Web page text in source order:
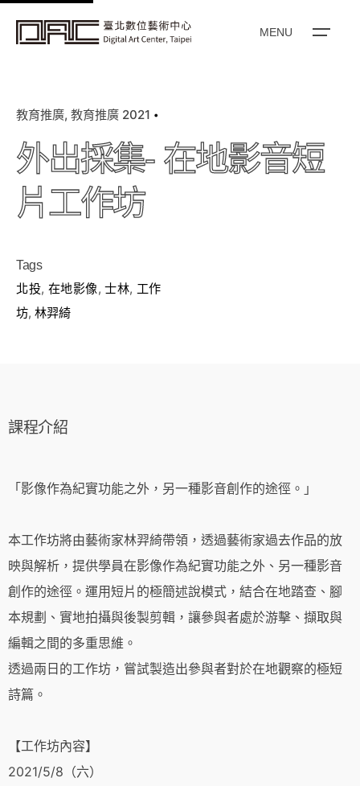
k
c
MENU
教育推廣 教育推廣 2021
外出採集- 在地影音短
片工作坊
Tags
北投, 在地影像, 士林, 工作
坊, 林羿綺
課程介紹
「影像作為紀實功能之外，另一種影音創作的途徑。」
本工作坊將由藝術家林羿綺帶領，透過藝術家過去作品的放
映與解析，提供學員在影像作為紀實功能之外、另一種影音
創作的途徑。運用短片的極簡述說模式，結合在地踏查、腳
本規劃、實地拍攝與後製剪輯，讓參與者處於游擊、擷取與
編輯之間的多重思維。
透過兩日的工作坊，嘗試製造出參與者對於在地觀察的極短
詩篇。
【工作坊內容】
2021/5/8（六）